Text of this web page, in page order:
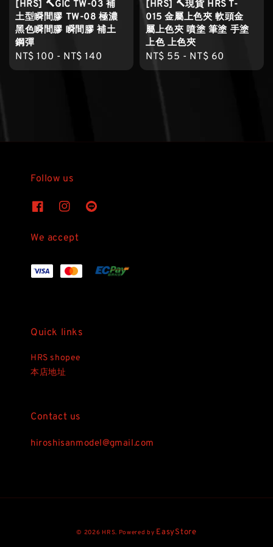
[HRS] 🔨GIC TW-03 補
土型瞬間膠 TW-08 極濃
黑色瞬間膠 瞬間膠 補土
鋼彈
Regular
price
NT$ 100 - NT$ 140
[HRS] 🔨現貨 HRS T-
015 金屬上色夾 軟頭金
屬上色夾 噴塗 筆塗 手塗
上色 上色夾
Regular
price
NT$ 55 - NT$ 60
Follow us
We accept
Quick links
HRS shopee
本店地址
Contact us
hiroshisanmodel@gmail.com
© 2026 HRS. Powered by EasyStore